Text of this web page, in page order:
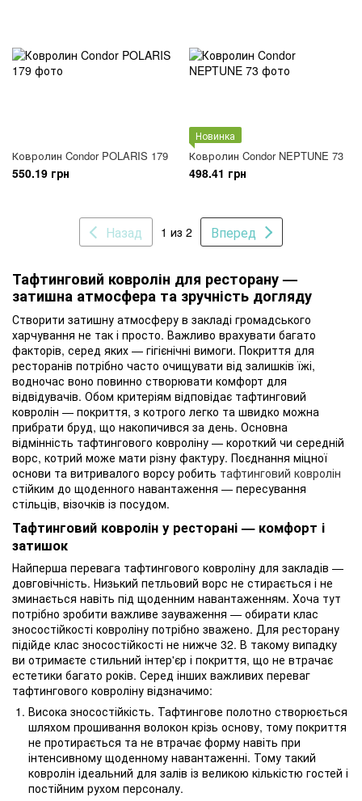
Ковролин Condor POLARIS 179
550.19 грн
Новинка
Ковролин Condor NEPTUNE 73
498.41 грн
Назад 1 из 2 Вперед
Тафтинговий ковролін для ресторану —
затишна атмосфера та зручність догляду
Створити затишну атмосферу в закладі громадського
харчування не так і просто. Важливо врахувати багато
факторів, серед яких — гігієнічні вимоги. Покриття для
ресторанів потрібно часто очищувати від залишків їжі,
водночас воно повинно створювати комфорт для
відвідувачів. Обом критеріям відповідає тафтинговий
ковролін — покриття, з котрого легко та швидко можна
прибрати бруд, що накопичився за день. Основна
відмінність тафтингового ковроліну — короткий чи середній
ворс, котрий може мати різну фактуру. Поєднання міцної
основи та витривалого ворсу робить тафтинговий ковролін
стійким до щоденного навантаження — пересування
стільців, візочків із посудом.
Тафтинговий ковролін у ресторані — комфорт і
затишок
Найперша перевага тафтингового ковроліну для закладів —
довговічність. Низький петльовий ворс не стирається і не
зминається навіть під щоденним навантаженням. Хоча тут
потрібно зробити важливе зауваження — обирати клас
зносостійкості ковроліну потрібно зважено. Для ресторану
підійде клас зносостійкості не нижче 32. В такому випадку
ви отримаєте стильний інтер'єр і покриття, що не втрачає
естетики багато років. Серед інших важливих переваг
тафтингового ковроліну відзначимо:
Висока зносостійкість. Тафтингове полотно створюється
шляхом прошивання волокон крізь основу, тому покриття
не протирається та не втрачає форму навіть при
інтенсивному щоденному навантаженні. Тому такий
ковролін ідеальний для залів із великою кількістю гостей і
постійним рухом персоналу.